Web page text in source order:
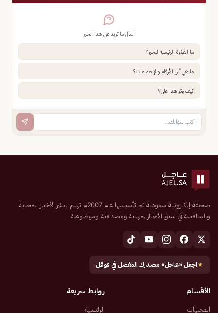
اسأل ما تريد عن هذا الخبر
ما الفكرة الرئيسية للخبر؟
ما هي أبرز الأرقام والإحصاءات؟
كيف يؤثر هذا علي؟
صحيفة إلكترونية سعودية تم تأسيسها عام 2007م تهتم بنشر الأخبار المحلية
والمنافسة في سبق الأخبار بمهنية ومصداقية وموضوعية
★اجعل «عاجل» مصدرك المفضل في قوقل
الأقسام
المحليات
روابط سريعة
الرئيسية